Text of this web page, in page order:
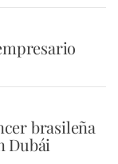
brasileña
Dubái